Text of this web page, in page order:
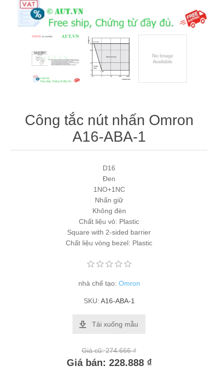
Máy tính công nghiệp
Động cơ servo 2 phase
Động cơ bước 2 phase
Quạt thông gió
Chưa Phân Loại
Phụ Kiện Schneider
Công tắc nút nhấn Omron
A16-ABA-1
D16
Đen
1NO+1NC
Nhấn giữ
Không đèn
Chất liệu vỏ: Plastic
Square with 2-sided barrier
Chất liệu vòng bezel: Plastic
nhà chế tạo: Omron
SKU: A16-ABA-1
Tải xuống mẫu
Giá cũ: 274.666 ₫
Giá bán: 228.888 ₫